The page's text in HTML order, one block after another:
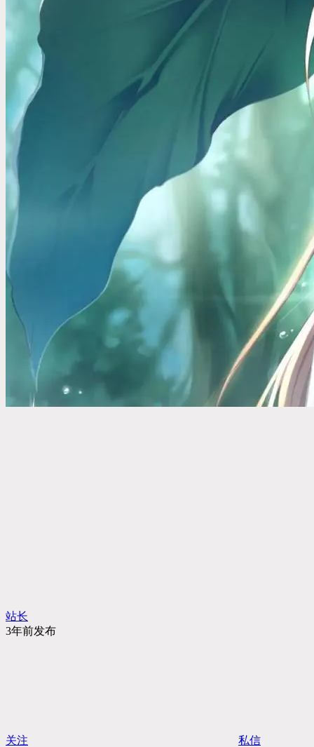
站长
3年前发布
关注 私信